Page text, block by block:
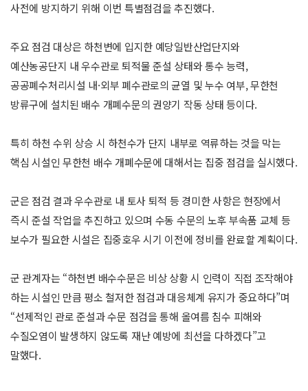
사전에 방지하기 위해 이번 특별점검을 추진했다.
주요 점검 대상은 하천변에 입지한 예당일반산업단지와
예산농공단지 내 우수관로 퇴적물 준설 상태와 통수 능력,
공공폐수처리시설 내·외부 폐수관로의 균열 및 누수 여부, 무한천
방류구에 설치된 배수 개폐수문의 권양기 작동 상태 등이다.
특히 하천 수위 상승 시 하천수가 단지 내부로 역류하는 것을 막는
핵심 시설인 무한천 배수 개폐수문에 대해서는 집중 점검을 실시했다.
군은 점검 결과 우수관로 내 토사 퇴적 등 경미한 사항은 현장에서
즉시 준설 작업을 추진하고 있으며 수동 수문의 노후 부속품 교체 등
보수가 필요한 시설은 집중호우 시기 이전에 정비를 완료할 계획이다.
군 관계자는 “하천변 배수수문은 비상 상황 시 인력이 직접 조작해야
하는 시설인 만큼 평소 철저한 점검과 대응체계 유지가 중요하다”며
“선제적인 관로 준설과 수문 점검을 통해 올여름 침수 피해와
수질오염이 발생하지 않도록 재난 예방에 최선을 다하겠다”고
말했다.